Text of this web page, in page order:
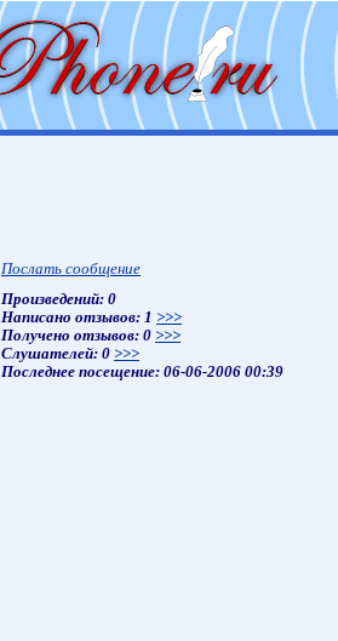
Послать сообщение
Произведений: 0
Написано отзывов: 1 >>>
Получено отзывов: 0 >>>
Слушателей: 0 >>>
Последнее посещение: 06-06-2006 00:39